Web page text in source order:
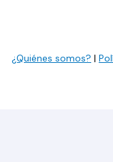
¿Quiénes somos? |